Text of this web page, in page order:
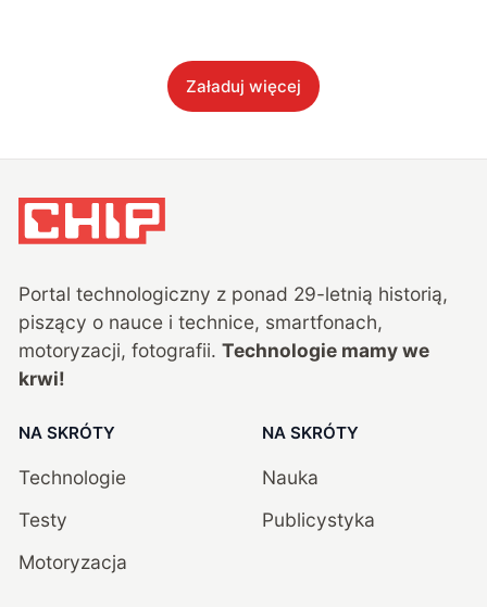
Załaduj więcej
Portal technologiczny z ponad 29-letnią historią,
piszący o nauce i technice, smartfonach,
motoryzacji, fotografii. Technologie mamy we
krwi!
NA SKRÓTY
Technologie
Testy
Motoryzacja
NA SKRÓTY
Nauka
Publicystyka